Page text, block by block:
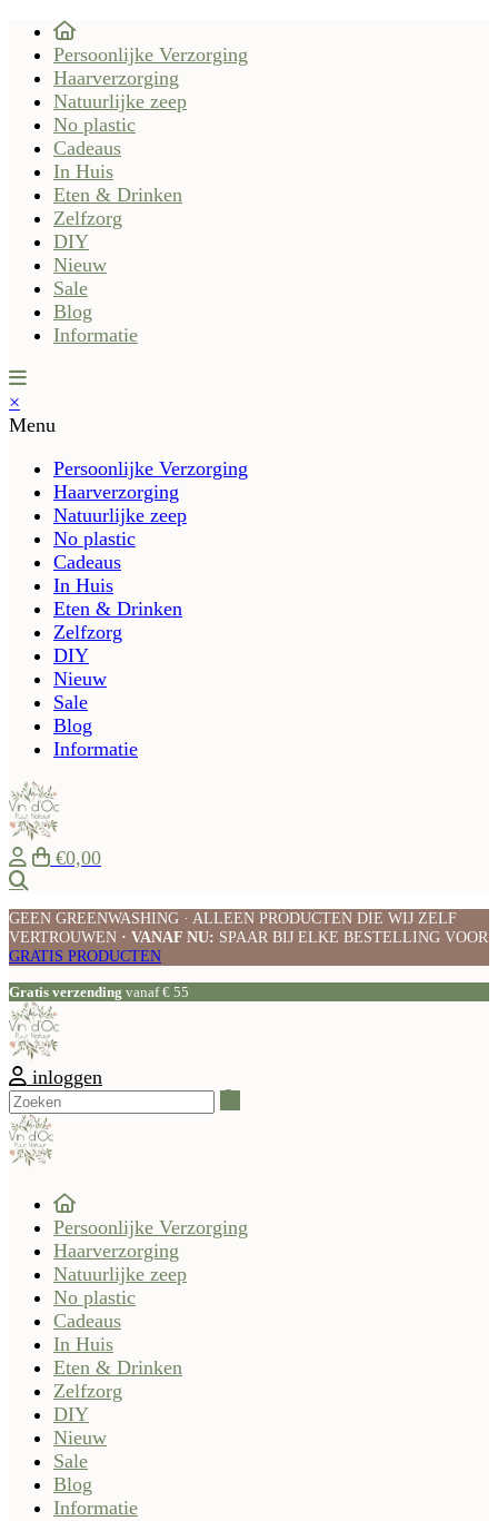
Persoonlijke Verzorging
Haarverzorging
Natuurlijke zeep
No plastic
Cadeaus
In Huis
Eten & Drinken
Zelfzorg
DIY
Nieuw
Sale
Blog
Informatie
×
Menu
Persoonlijke Verzorging
Haarverzorging
Natuurlijke zeep
No plastic
Cadeaus
In Huis
Eten & Drinken
Zelfzorg
DIY
Nieuw
Sale
Blog
Informatie
€0,00
GEEN GREENWASHING · ALLEEN PRODUCTEN DIE WIJ ZELF
VERTROUWEN · VANAF NU: SPAAR BIJ ELKE BESTELLING VOOR
GRATIS PRODUCTEN
Gratis verzending vanaf € 55
inloggen
Persoonlijke Verzorging
Haarverzorging
Natuurlijke zeep
No plastic
Cadeaus
In Huis
Eten & Drinken
Zelfzorg
DIY
Nieuw
Sale
Blog
Informatie